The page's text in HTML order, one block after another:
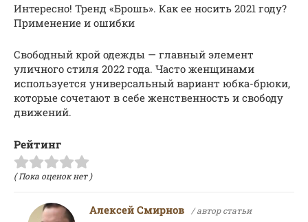
Интересно! Тренд «Брошь». Как ее носить 2021 году?
Применение и ошибки
Свободный крой одежды — главный элемент
уличного стиля 2022 года. Часто женщинами
используется универсальный вариант юбка-брюки,
которые сочетают в себе женственность и свободу
движений.
Рейтинг
( Пока оценок нет )
Алексей Смирнов / автор статьи